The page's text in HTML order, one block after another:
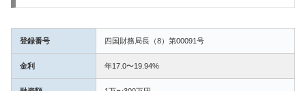
登録番号 四国財務局長（8）第00091号
金利 年17.0〜19.94%